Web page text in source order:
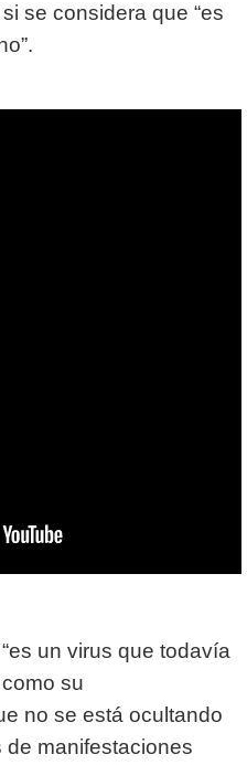
se considera que “es
un virus que todavía
su
no se está ocultando
de manifestaciones